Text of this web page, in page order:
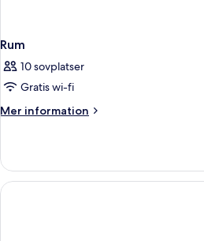
Rum
10 sovplatser
Gratis wi-fi
Mer information
Mer